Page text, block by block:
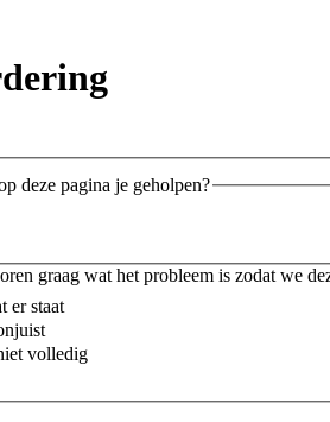
deze pagina je geholpen?
graag wat het probleem is zodat we
er staat
volledig